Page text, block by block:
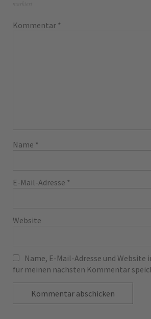
Kommentar *
Name *
E-Mail-Adresse *
Website
Name, E-Mail-Adresse und Website
für meinen nächsten Kommentar